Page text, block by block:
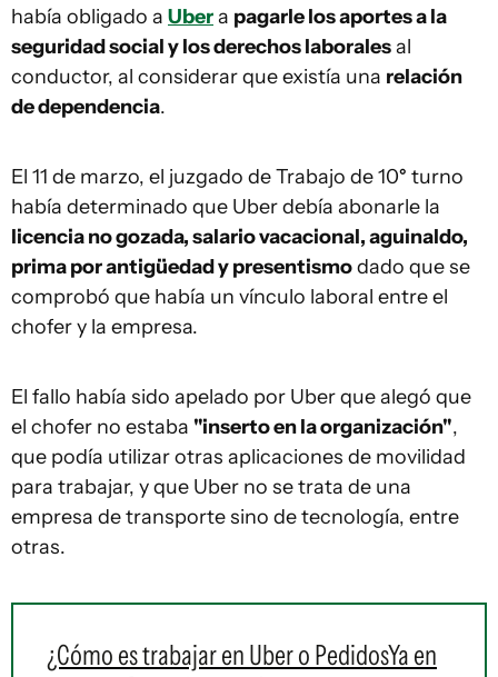
había obligado a Ubera pagarle los aportes a la
seguridad social y los derechos laboralesal
conductor, al considerar que existía una relación
de dependencia.
El 11 de marzo, el juzgado de Trabajo de 10° turno
había determinado que Uber debía abonarle la
licencia no gozada, salario vacacional, aguinaldo,
prima por antigüedad y presentismodado que se
comprobó que había un vínculo laboral entre el
chofer y la empresa.
El fallo había sido apelado por Uber que alegó que
el chofer no estaba "inserto en la organización",
que podía utilizar otras aplicaciones de movilidad
para trabajar, y que Uber no se trata de una
empresa de transporte sino de tecnología, entre
otras.
¿Cómo es trabajar en Uber o PedidosYa en